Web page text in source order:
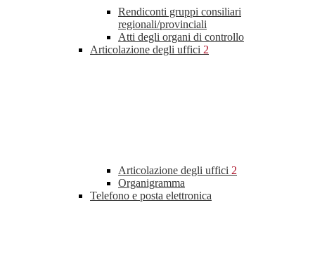
Rendiconti gruppi consiliari
regionali/provinciali
Atti degli organi di controllo
Articolazione degli uffici 2
Articolazione degli uffici 2
Organigramma
Telefono e posta elettronica